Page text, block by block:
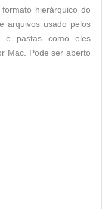
hierárquico do
arquivos usado pelos
e pastas como eles
Mac. Pode ser aberto